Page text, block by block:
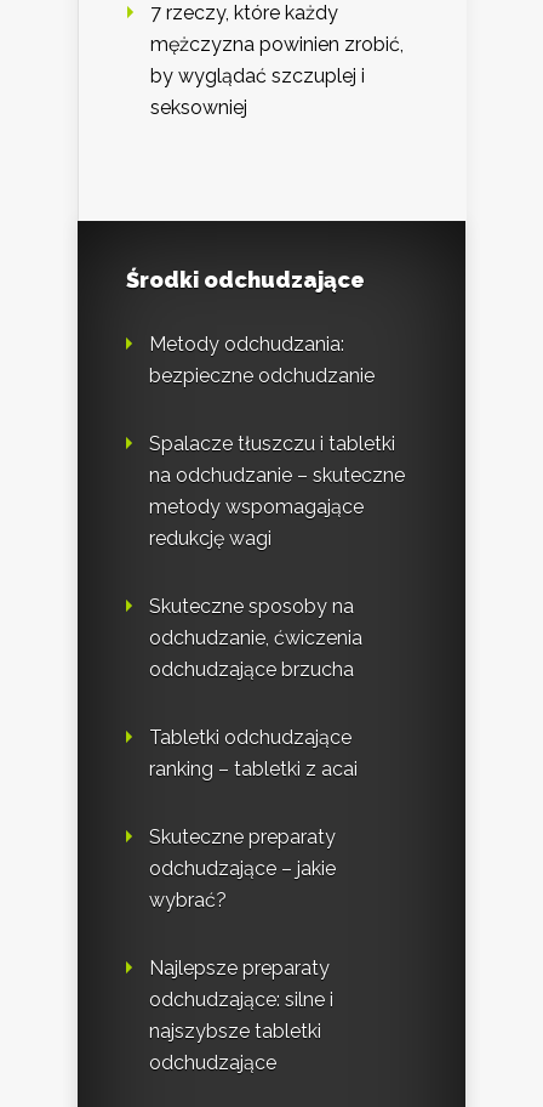
7 rzeczy, które każdy
mężczyzna powinien zrobić,
by wyglądać szczuplej i
seksowniej
Środki odchudzające
Metody odchudzania:
bezpieczne odchudzanie
Spalacze tłuszczu i tabletki
na odchudzanie – skuteczne
metody wspomagające
redukcję wagi
Skuteczne sposoby na
odchudzanie, ćwiczenia
odchudzające brzucha
Tabletki odchudzające
ranking – tabletki z acai
Skuteczne preparaty
odchudzające – jakie
wybrać?
Najlepsze preparaty
odchudzające: silne i
najszybsze tabletki
odchudzające